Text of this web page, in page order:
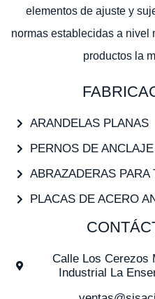
elementos de ajuste y
normas establecidas a nivel
productos la
ARANDELAS PLANAS
PERNOS DE ANCLAJE
ABRAZADERAS PARA
PLACAS DE ACERO
Calle Los Cerezos
Industrial La